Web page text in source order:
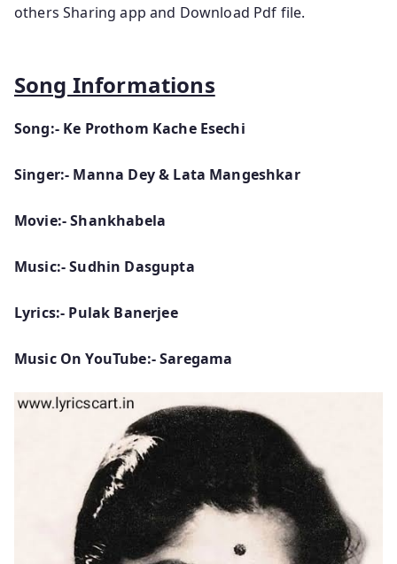
others Sharing app and Download Pdf file.
Song Informations
Song:- Ke Prothom Kache Esechi
Singer:- Manna Dey & Lata Mangeshkar
Movie:- Shankhabela
Music:- Sudhin Dasgupta
Lyrics:- Pulak Banerjee
Music On YouTube:- Saregama